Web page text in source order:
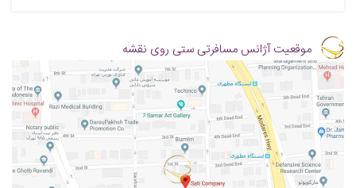
موقعیت آژانس مسافرتی ستی روی نقشه